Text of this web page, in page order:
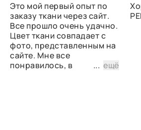
Это мой первый опыт по
заказу ткани через сайт.
Все прошло очень удачно.
Цвет ткани совпадает с
фото, представленным на
сайте. Мне все
понравилось, в
...ещё